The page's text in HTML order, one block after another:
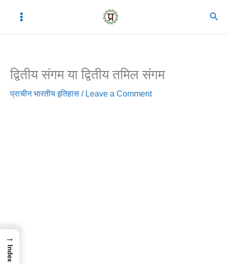
content
द्वितीय संगम या द्वितीय तमिल संगम
प्राचीन भारतीय इतिहास / Leave a Comment
g
i
→
Index